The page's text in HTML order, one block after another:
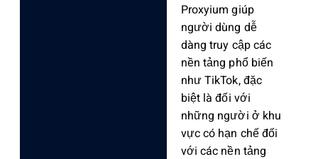
Proxyium giúp
người dùng dễ
dàng truy cập các
nền tảng phổ biến
như TikTok, đặc
biệt là đối với
những người ở khu
vực có hạn chế đối
với các nền tảng